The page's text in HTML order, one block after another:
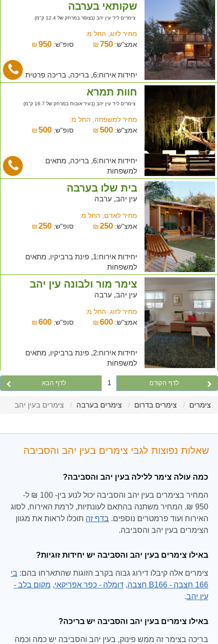
שקותאי בערבה
צימרים ליד עין יהב (בצופר במרחק של 12.4 ק"מ)
מחיר לזוג, החל מ:
אמצ"ש:
₪750 סופ"ש: ₪ 950
יחידות אירוח:6, בריכה, בריכה פרטית
חוות תמרא
צימרים ליד עין יהב (בעיר אובות במרחק של 16.7 ק"מ)
מחיר למשפחה, החל מ:
אמצ"ש:
₪500 סופ"ש: ₪ 500
יחידות אירוח:6, בריכה, מתאים
למשפחות
בית שלו בערבה
עין יהב, ערבה
מחיר לאדם, החל מ:
אמצ"ש:
₪250 סופ"ש: ₪ 250
יחידות אירוח:1, פינת ברביקיו, מתאים
למשפחות
צימר מור ולבונה עין יהב
עין יהב, ערבה
מחיר לזוג, החל מ:
אמצ"ש:
₪600 סופ"ש: ₪ 600
יחידות אירוח:2, פינת ברביקיו, מתאים
למשפחות
לדף הקודם 1 לדף הבא
צימרים צימרים בדרום צימרים בערבה צימרים בעין יהב
שאלות נפוצות לגבי צימרים בעין יהב והסביבה
כמה עולה צימר ללילה בעין יהב והסביבה?
המחיר בצימרים בעין יהב והסביבה יכול לנוע בין- 100 ₪ ל-
950 ₪. המחיר משתנה בהתאם לעונתיות, לרמת האירוח, לסוג
האירוח ועוד פרמטרים נוספים. בדף זה תוכלו לראות את מגוון
הצימרים בעין יהב והסביבה.
באילו צימרים בעין יהב והסביבה יש יחידות זוגיות?
צימרים אלה קיבלו דירוג גבוה בקרב הזוגות שהתארחו בהם: בי
166 חצבה - B166 חצבה
, דומלה - כפר אפריקאי, מקום בלב -
עין יהב.
באילו צימרים בעין יהב והסביבה יש בריכה?
בריכה בצימר זה ממש פינוק, בעין יהב והסביבה יש כמה וכמה